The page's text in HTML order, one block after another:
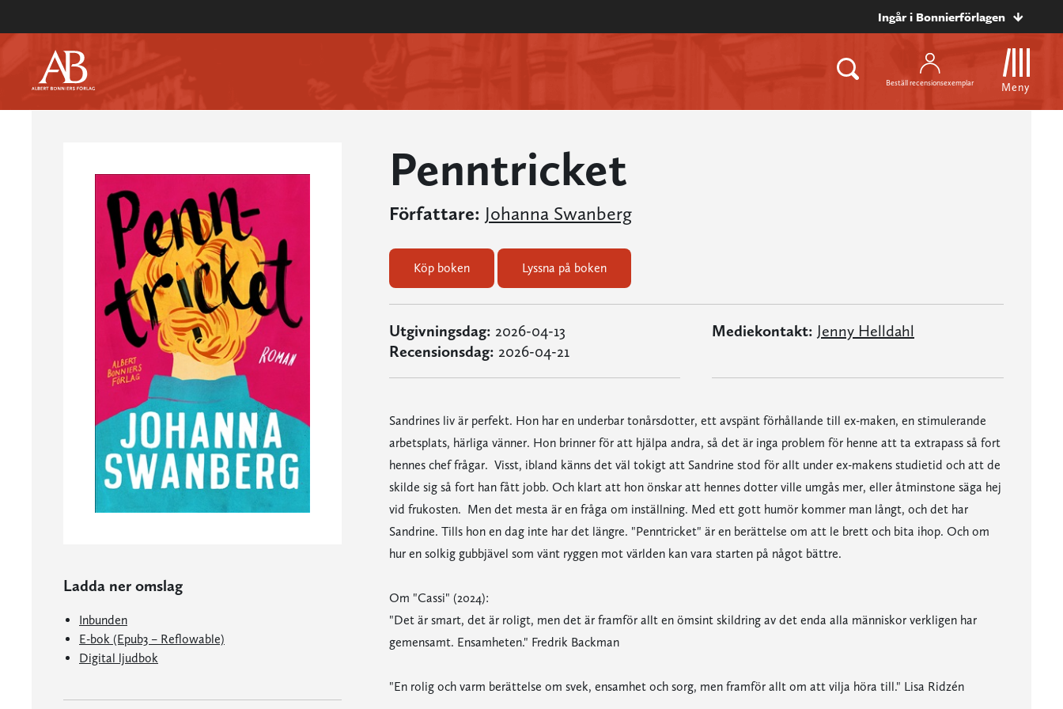
Ingår i Bonnierförlagen
Beställ recensionsexemplar Meny
Ladda ner omslag
Inbunden
E-bok (Epub3 – Reflowable)
Digital ljudbok
Penntricket
Författare: Johanna Swanberg
Köp boken Lyssna på boken
Utgivningsdag: 2026-04-13
Recensionsdag: 2026-04-21
Mediekontakt: Jenny Helldahl
Sandrines liv är perfekt. Hon har en underbar tonårsdotter, ett avspänt förhållande till ex-maken, en stimulerande
arbetsplats, härliga vänner. Hon brinner för att hjälpa andra, så det är inga problem för henne att ta extrapass så fort
hennes chef frågar. Visst, ibland känns det väl tokigt att Sandrine stod för allt under ex-makens studietid och att de
skilde sig så fort han fått jobb. Och klart att hon önskar att hennes dotter ville umgås mer, eller åtminstone säga hej
vid frukosten. Men det mesta är en fråga om inställning. Med ett gott humör kommer man långt, och det har
Sandrine. Tills hon en dag inte har det längre. "Penntricket" är en berättelse om att le brett och bita ihop. Och om
hur en solkig gubbjävel som vänt ryggen mot världen kan vara starten på något bättre.
Om "Cassi" (2024):
"Det är smart, det är roligt, men det är framför allt en ömsint skildring av det enda alla människor verkligen har
gemensamt. Ensamheten." Fredrik Backman
"En rolig och varm berättelse om svek, ensamhet och sorg, men framför allt om att vilja höra till." Lisa Ridzén